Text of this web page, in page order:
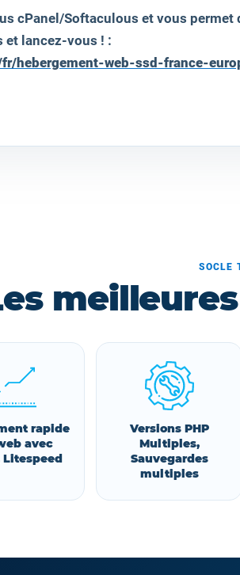
cPanel/Softaculous et vous permet
et lancez-vous ! :
hebergement-web-ssd-france-
SOCLE
rapide
avec
Litespeed
Versions PHP
Multiples,
Sauvegardes
multiples